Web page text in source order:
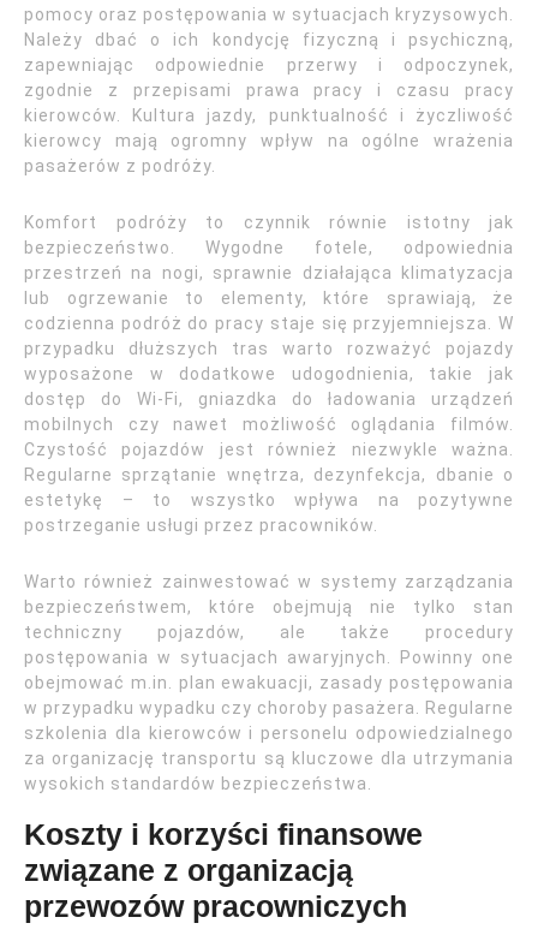
pomocy oraz postępowania w sytuacjach kryzysowych.
Należy dbać o ich kondycję fizyczną i psychiczną,
zapewniając odpowiednie przerwy i odpoczynek,
zgodnie z przepisami prawa pracy i czasu pracy
kierowców. Kultura jazdy, punktualność i życzliwość
kierowcy mają ogromny wpływ na ogólne wrażenia
pasażerów z podróży.
Komfort podróży to czynnik równie istotny jak
bezpieczeństwo. Wygodne fotele, odpowiednia
przestrzeń na nogi, sprawnie działająca klimatyzacja
lub ogrzewanie to elementy, które sprawiają, że
codzienna podróż do pracy staje się przyjemniejsza. W
przypadku dłuższych tras warto rozważyć pojazdy
wyposażone w dodatkowe udogodnienia, takie jak
dostęp do Wi-Fi, gniazdka do ładowania urządzeń
mobilnych czy nawet możliwość oglądania filmów.
Czystość pojazdów jest również niezwykle ważna.
Regularne sprzątanie wnętrza, dezynfekcja, dbanie o
estetykę – to wszystko wpływa na pozytywne
postrzeganie usługi przez pracowników.
Warto również zainwestować w systemy zarządzania
bezpieczeństwem, które obejmują nie tylko stan
techniczny pojazdów, ale także procedury
postępowania w sytuacjach awaryjnych. Powinny one
obejmować m.in. plan ewakuacji, zasady postępowania
w przypadku wypadku czy choroby pasażera. Regularne
szkolenia dla kierowców i personelu odpowiedzialnego
za organizację transportu są kluczowe dla utrzymania
wysokich standardów bezpieczeństwa.
Koszty i korzyści finansowe
związane z organizacją
przewozów pracowniczych